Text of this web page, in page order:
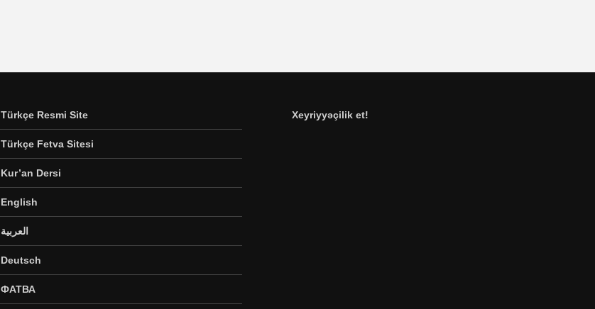
Türkçe Resmi Site
Türkçe Fetva Sitesi
Kur’an Dersi
English
العربية
Deutsch
ФАТВА
Xeyriyyəçilik et!